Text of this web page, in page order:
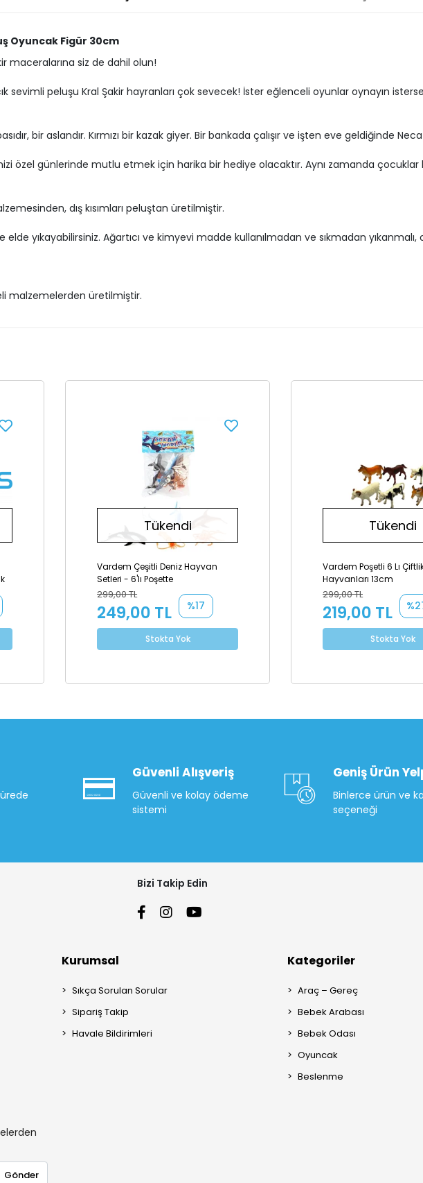
Oyuncak Figür 30cm
maceralarına siz de dahil olun!
sevimli peluşu Kral Şakir hayranları çok sevecek! İster eğlenceli oyunlar oynayın
bir aslandır. Kırmızı bir kazak giyer. Bir bankada çalışır ve işten eve geldiğinde
özel günlerinde mutlu etmek için harika bir hediye olacaktır. Aynı zamanda
dış kısımları peluştan üretilmiştir.
yıkayabilirsiniz. Ağartıcı ve kimyevi madde kullanılmadan ve sıkmadan yıkanmalı,
malzemelerden üretilmiştir.
Tükendi
Vardem Çeşitli Deniz Hayvan
Setleri - 6'lı Poşette
299,00 TL
249,00 TL %17
Stokta Yok
Tükendi
Vardem Poşetli 6 Lı
Hayvanları 13cm
299,00 TL
219,00 TL
Stokta Yok
Güvenli Alışveriş
Güvenli ve kolay ödeme
sistemi
Geniş Ürün
Binlerce ürün ve
seçeneği
Bizi Takip Edin
Gönder
Kurumsal
Sıkça Sorulan Sorular
Sipariş Takip
Havale Bildirimleri
Kategoriler
Araç – Gereç
Bebek Arabası
Bebek Odası
Oyuncak
Beslenme